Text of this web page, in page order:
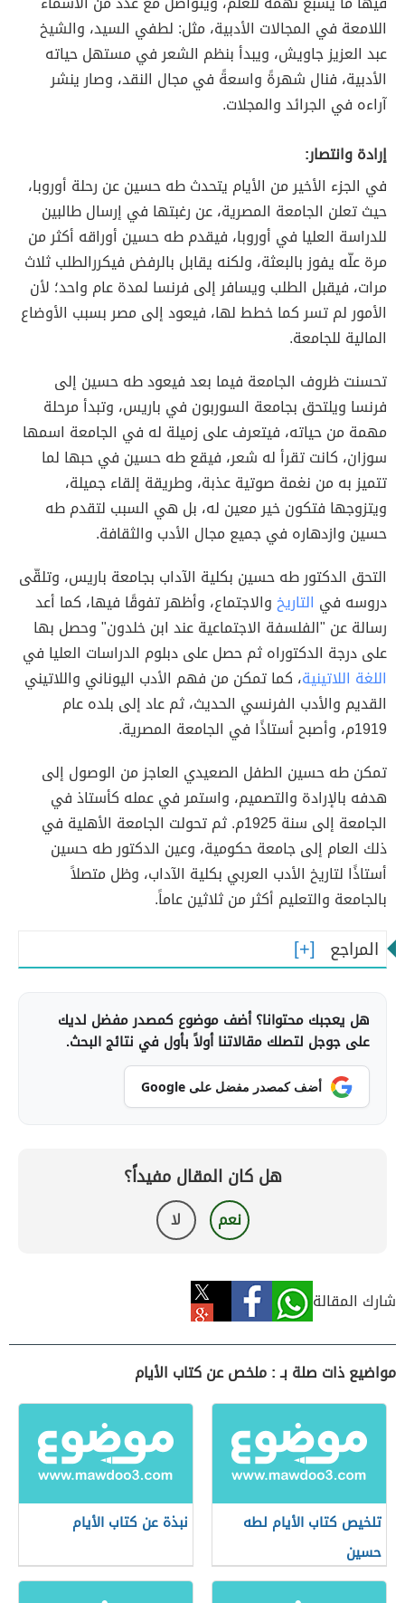
اللامعة في المجالات الأدبية، مثل: لطفي السيد، والشيخ
عبد العزيز جاويش، ويبدأ بنظم الشعر في مستهل حياته
الأدبية، فنال شهرةً واسعةً في مجال النقد، وصار ينشر
آراءه في الجرائد والمجلات.
إرادة وانتصار:
في الجزء الأخير من الأيام يتحدث طه حسين عن رحلة أوروبا،
حيث تعلن الجامعة المصرية، عن رغبتها في إرسال طالبين
للدراسة العليا في أوروبا، فيقدم طه حسين أوراقه أكثر من
مرة علّه يفوز بالبعثة، ولكنه يقابل بالرفض فيكررالطلب ثلاث
مرات، فيقبل الطلب ويسافر إلى فرنسا لمدة عام واحد؛ لأن
الأمور لم تسر كما خطط لها، فيعود إلى مصر بسبب الأوضاع
المالية للجامعة.
تحسنت ظروف الجامعة فيما بعد فيعود طه حسين إلى
فرنسا ويلتحق بجامعة السوربون في باريس، وتبدأ مرحلة
مهمة من حياته، فيتعرف على زميلة له في الجامعة اسمها
سوزان، كانت تقرأ له شعر، فيقع طه حسين في حبها لما
تتميز به من نغمة صوتية عذبة، وطريقة إلقاء جميلة،
ويتزوجها فتكون خير معين له، بل هي السبب لتقدم طه
حسين وازدهاره في جميع مجال الأدب والثقافة.
التحق الدكتور طه حسين بكلية الآداب بجامعة باريس، وتلقّى
دروسه في التاريخوالاجتماع، وأظهر تفوقًا فيها، كما أعد
رسالة عن "الفلسفة الاجتماعية عند ابن خلدون" وحصل بها
على درجة الدكتوراهثم حصل على دبلوم الدراسات العليا في
اللغة اللاتينية، كما تمكن من فهم الأدب اليوناني واللاتيني
القديم والأدب الفرنسي الحديث، ثم عاد إلى بلده عام
1919م، وأصبح أستاذًا في الجامعة المصرية.
تمكن طه حسين الطفل الصعيدي العاجز من الوصول إلى
هدفه بالإرادة والتصميم، واستمر في عمله كأستاذ في
الجامعة إلى سنة 1925م. ثم تحولت الجامعة الأهلية في
ذلك العام إلى جامعة حكومية، وعين الدكتور طه حسين
أستاذًا لتاريخ الأدب العربي بكلية الآداب، وظل متصلاً
بالجامعة والتعليم أكثر من ثلاثين عاماً.
المراجع
هل يعجبك محتوانا؟ أضف موضوع كمصدر مفضل لديك
على جوجل لتصلك مقالاتنا أولاً بأول في نتائج البحث.
أضف كمصدر مفضل على Google
هل كان المقال مفيداً؟
نعم لا
شارك المقالة
مواضيع ذات صلة بـ : ملخص عن كتاب الأيام
تلخيص كتاب الأيام لطه
حسين
نبذة عن كتاب الأيام